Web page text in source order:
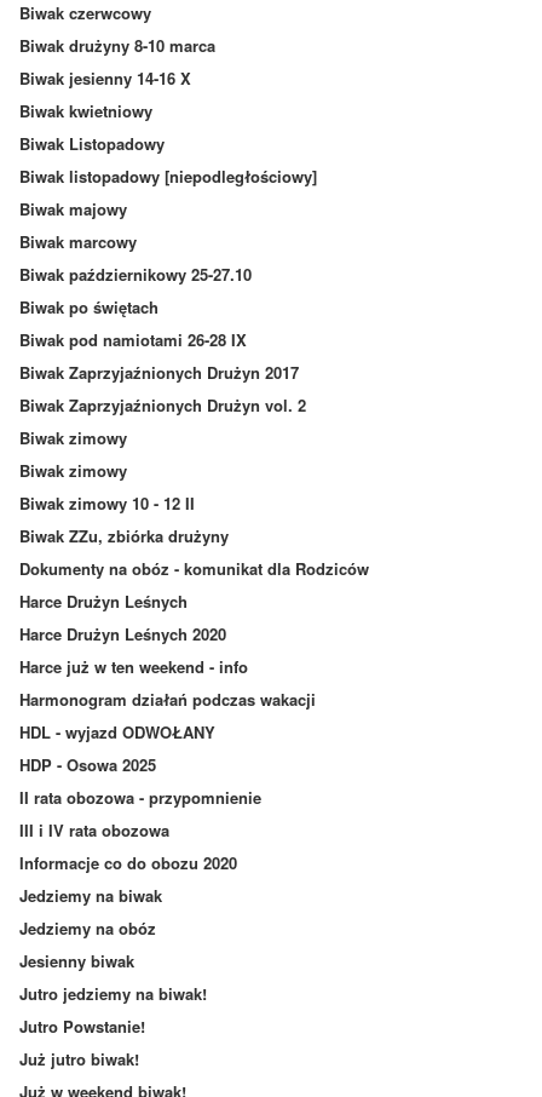
Biwak czerwcowy
Biwak drużyny 8-10 marca
Biwak jesienny 14-16 X
Biwak kwietniowy
Biwak Listopadowy
Biwak listopadowy [niepodległościowy]
Biwak majowy
Biwak marcowy
Biwak październikowy 25-27.10
Biwak po świętach
Biwak pod namiotami 26-28 IX
Biwak Zaprzyjaźnionych Drużyn 2017
Biwak Zaprzyjaźnionych Drużyn vol. 2
Biwak zimowy
Biwak zimowy
Biwak zimowy 10 - 12 II
Biwak ZZu, zbiórka drużyny
Dokumenty na obóz - komunikat dla Rodziców
Harce Drużyn Leśnych
Harce Drużyn Leśnych 2020
Harce już w ten weekend - info
Harmonogram działań podczas wakacji
HDL - wyjazd ODWOŁANY
HDP - Osowa 2025
II rata obozowa - przypomnienie
III i IV rata obozowa
Informacje co do obozu 2020
Jedziemy na biwak
Jedziemy na obóz
Jesienny biwak
Jutro jedziemy na biwak!
Jutro Powstanie!
Już jutro biwak!
Już w weekend biwak!